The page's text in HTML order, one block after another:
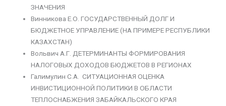
ЗНАЧЕНИЯ
Винникова Е.О. ГОСУДАРСТВЕННЫЙ ДОЛГ И
БЮДЖЕТНОЕ УПРАВЛЕНИЕ (НА ПРИМЕРЕ РЕСПУБЛИКИ
КАЗАХСТАН)
Вольвич А.Г. ДЕТЕРМИНАНТЫ ФОРМИРОВАНИЯ
НАЛОГОВЫХ ДОХОДОВ БЮДЖЕТОВ В РЕГИОНАХ
Галимулин С.А. СИТУАЦИОННАЯ ОЦЕНКА
ИНВИСТИЦИОННОЙ ПОЛИТИКИ В ОБЛАСТИ
ТЕПЛОСНАБЖЕНИЯ ЗАБАЙКАЛЬСКОГО КРАЯ